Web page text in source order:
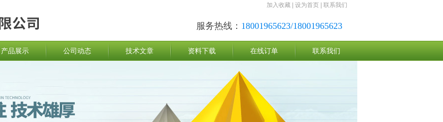
加入收藏 设为首页 联系我们
服务热线： 18001965623/18001965623
产品展示 公司动态 技术文章 资料下载 在线订单 联系我们